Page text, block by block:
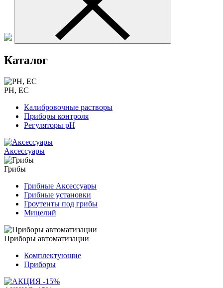
Каталог
PH, EC
Калибровочные растворы
Приборы контроля
Регуляторы pH
Аксессуары
Грибы
Грибные Аксессуары
Грибные установки
Гроутенты под грибы
Мицелий
Приборы автоматизации
Комплектующие
Приборы